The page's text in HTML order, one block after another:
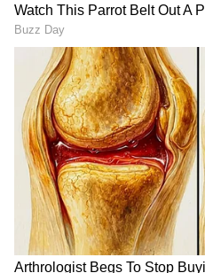
Image Credit :
ಮಿಥುನ
ಅಮೂಲ್ಯ ವಸ್ತುಗಳನ್ನು
ಅವು ಮುರಿಯುವ ಸಾಧ್ಯತೆ
ಗುಪ್ತ ಶತ್ರುಗಳನ್ನು ಸಹ
ನಿಮ್ಮ ಆರೋಗ್ಯದ ಬಗ್ಗೆ
ಅದೃಷ್ಟ ರಾಶಿಚಕ್ರ ಚಿಹ್ನೆಗಳು:
ಸಂಚಾರವು ಮೇಷ ರಾಶಿ
ಅದೃಷ್ಟವನ್ನು ಅನ್ಲಾಕ್